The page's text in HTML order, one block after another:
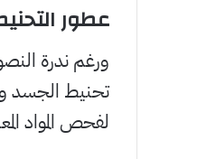
عطور
ورغم ندرة
تحنيط الجسد
لفحص المواد